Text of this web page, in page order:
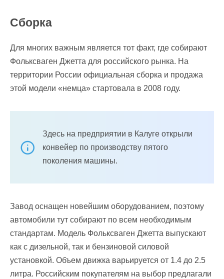
Cборка
Для многих важным является тот факт, где собирают
Фольксваген Джетта для российского рынка. На
территории России официальная сборка и продажа
этой модели «немца» стартовала в 2008 году.
Здесь на предприятии в Калуге открыли
конвейер по производству пятого
поколения машины.
Завод оснащен новейшим оборудованием, поэтому
автомобили тут собирают по всем необходимым
стандартам. Модель Фольксваген Джетта выпускают
как с дизельной, так и бензиновой силовой
установкой. Объем движка варьируется от 1.4 до 2.5
литра. Российским покупателям на выбор предлагали